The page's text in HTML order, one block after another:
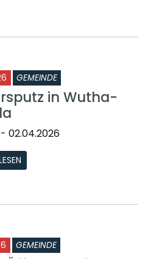
GEMEINDE
in Wutha-
02.04.2026
GEMEINDE